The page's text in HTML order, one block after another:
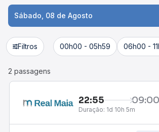
Sábado, 08 de Agosto
Filtros 00h00 - 05h59 06h00 -
2 passagens
22:55 09:00
Duração: 1d 10h 5m